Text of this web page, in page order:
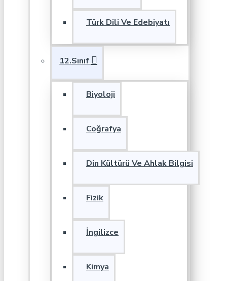
Türk Dili Ve Edebiyatı
12.Sınıf
Biyoloji
Coğrafya
Din Kültürü Ve Ahlak Bilgisi
Fizik
İngilizce
Kimya